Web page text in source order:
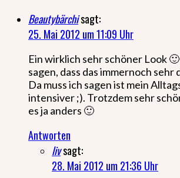
Beautybärchisagt:
25. Mai 2012 um 11:09 Uhr
Ein wirklich sehr schöner Look
sagen, dass das immernoch sehr
Da muss ich sagen ist mein
intensiver ;). Trotzdem sehr
es ja anders 🙂
Antworten
livsagt:
28. Mai 2012 um 21:36 Uhr